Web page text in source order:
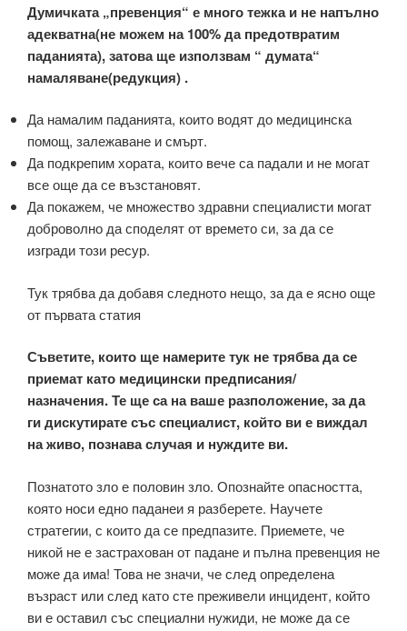
Думичката „превенция“ е много тежка и не напълно
адекватна(не можем на 100% да предотвратим
паданията), затова ще използвам “ думата“
намаляване(редукция) .
Да намалим паданията, които водят до медицинска
помощ, залежаване и смърт.
Да подкрепим хората, които вече са падали и не могат
все още да се възстановят.
Да покажем, че множество здравни специалисти могат
доброволно да споделят от времето си, за да се
изгради този ресур.
Тук трябва да добавя следното нещо, за да е ясно още
от първата статия
Съветите, които ще намерите тук не трябва да се
приемат като медицински предписания/
назначения. Те ще са на ваше разположение, за да
ги дискутирате със специалист, който ви е виждал
на живо, познава случая и нуждите ви.
Познатото зло е половин зло. Опознайте опасността,
която носи едно паданеи я разберете. Научете
стратегии, с които да се предпазите. Приемете, че
никой не е застрахован от падане и пълна превенция не
може да има! Това не значи, че след определена
възраст или след като сте преживели инцидент, който
ви е оставил със специални нужиди, не може да се